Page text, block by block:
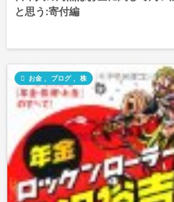
と思う:寄付編
 お金 , ブログ , 株